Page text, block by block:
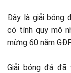
Đây là giải bóng
có tính quy mô
mừng 60 năm
Giải bóng đá